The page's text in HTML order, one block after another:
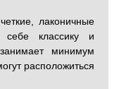
лаконичные
классику и
минимум
расположиться